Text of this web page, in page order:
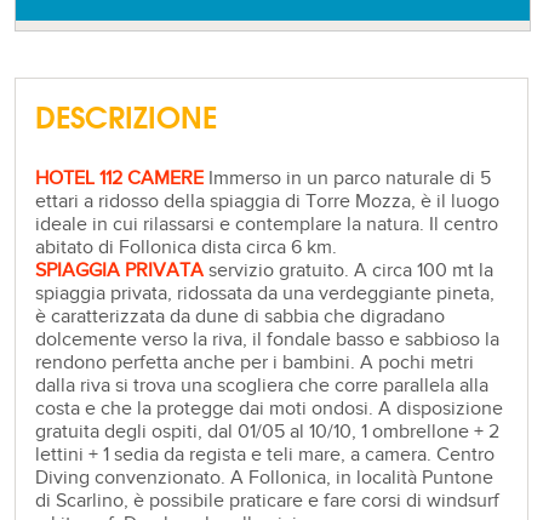
DESCRIZIONE
HOTEL 112 CAMERE Immerso in un parco naturale di 5
ettari a ridosso della spiaggia di Torre Mozza, è il luogo
ideale in cui rilassarsi e contemplare la natura. Il centro
abitato di Follonica dista circa 6 km.
SPIAGGIA PRIVATA servizio gratuito. A circa 100 mt la
spiaggia privata, ridossata da una verdeggiante pineta,
è caratterizzata da dune di sabbia che digradano
dolcemente verso la riva, il fondale basso e sabbioso la
rendono perfetta anche per i bambini. A pochi metri
dalla riva si trova una scogliera che corre parallela alla
costa e che la protegge dai moti ondosi. A disposizione
gratuita degli ospiti, dal 01/05 al 10/10, 1 ombrellone + 2
lettini + 1 sedia da regista e teli mare, a camera. Centro
Diving convenzionato. A Follonica, in località Puntone
di Scarlino, è possibile praticare e fare corsi di windsurf